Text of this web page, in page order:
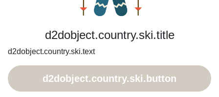
d2dobject.country.ski.title
d2dobject.country.ski.text
d2dobject.country.ski.button